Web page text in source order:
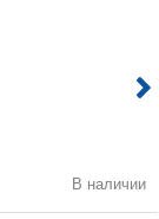
В наличии